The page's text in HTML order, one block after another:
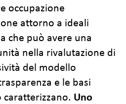
occupazione
attorno a ideali
che può avere una
nella rivalutazione di
del modello
e le basi
caratterizzano. Uno